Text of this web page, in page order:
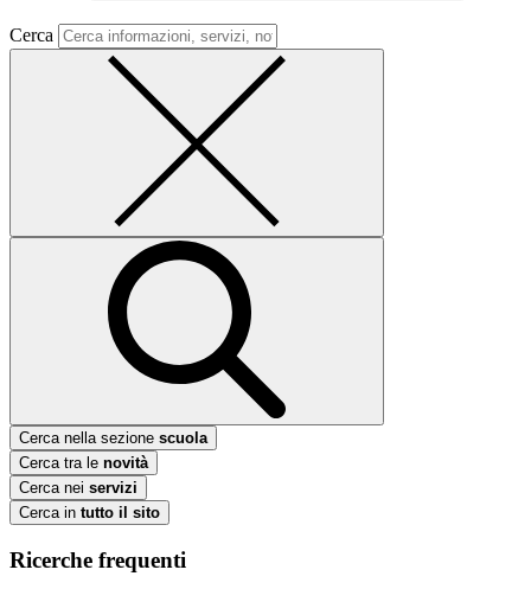
Cerca
Cerca nella sezione scuola
Cerca tra le novità
Cerca nei servizi
Cerca in tutto il sito
Ricerche frequenti